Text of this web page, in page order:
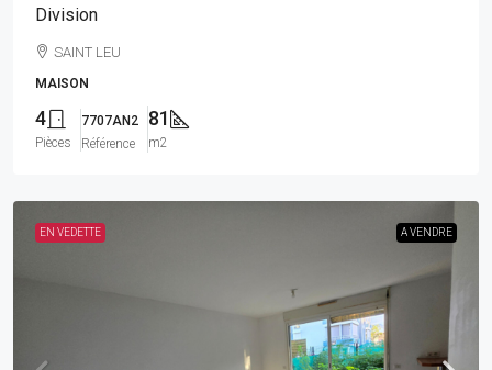
Division
SAINT LEU
MAISON
4
Pièces
7707AN2
Référence
81
m2
EN VEDETTE A VENDRE